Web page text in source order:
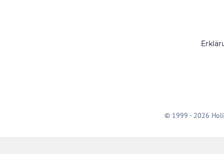
© 1999 - 2026